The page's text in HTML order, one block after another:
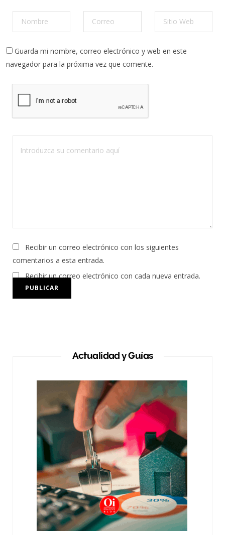
Guarda mi nombre, correo electrónico y web en este
navegador para la próxima vez que comente.
Recibir un correo electrónico con los siguientes
comentarios a esta entrada.
Recibir un correo electrónico con cada nueva entrada.
Actualidad y Guías